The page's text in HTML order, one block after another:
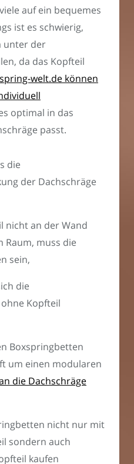
auf ein bequemes
ist es schwierig,
unter der
da das Kopfteil
welt.de können
optimal in das
passt.
die
der Dachschräge
nicht an der Wand
Raum, muss die
sein,
die
Kopfteil
Boxspringbetten
um einen modularen
die Dachschräge
nicht nur mit
sondern auch
kaufen